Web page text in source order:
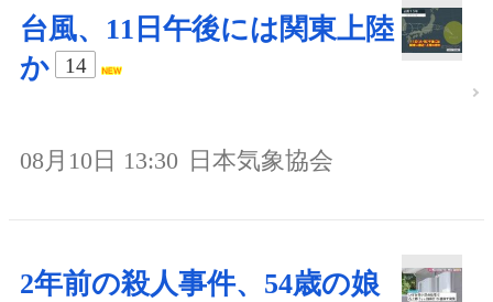
台風、11日午後には関東上陸
か
14
08月10日 13:30 日本気象協会
2年前の殺人事件、54歳の娘